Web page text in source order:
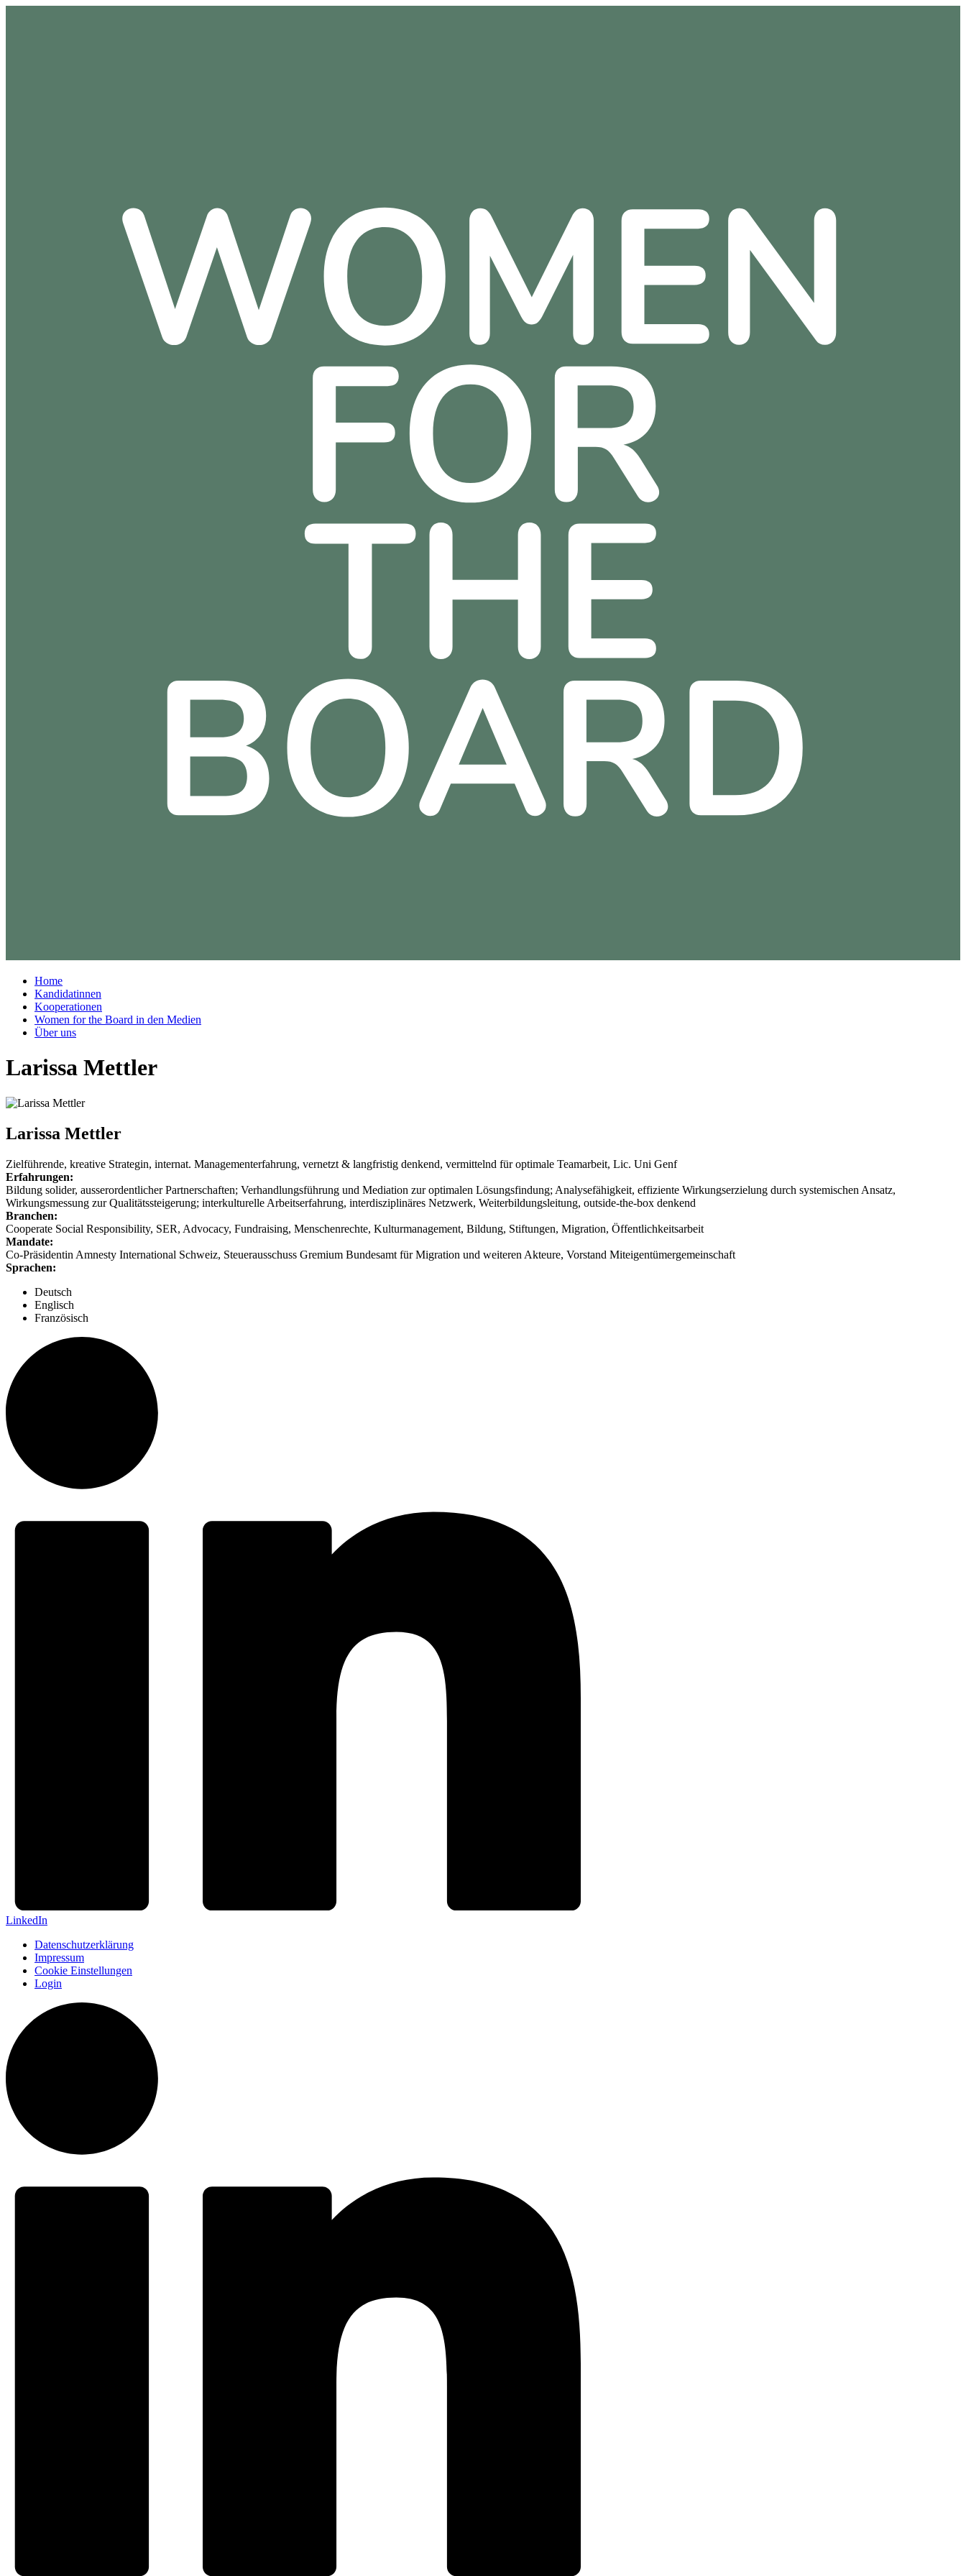
Home
Kandidatinnen
Kooperationen
Women for the Board in den Medien
Über uns
Larissa Mettler
Larissa Mettler
Zielführende, kreative Strategin, internat. Managementerfahrung, vernetzt & langfristig denkend, vermittelnd für optimale Teamarbeit, Lic. Uni Genf
Erfahrungen:
Bildung solider, ausserordentlicher Partnerschaften; Verhandlungsführung und Mediation zur optimalen Lösungsfindung; Analysefähigkeit, effiziente Wirkungserzielung durch systemischen Ansatz,
Wirkungsmessung zur Qualitätssteigerung; interkulturelle Arbeitserfahrung, interdisziplinäres Netzwerk, Weiterbildungsleitung, outside-the-box denkend
Branchen:
Cooperate Social Responsibility, SER, Advocacy, Fundraising, Menschenrechte, Kulturmanagement, Bildung, Stiftungen, Migration, Öffentlichkeitsarbeit
Mandate:
Co-Präsidentin Amnesty International Schweiz, Steuerausschuss Gremium Bundesamt für Migration und weiteren Akteure, Vorstand Miteigentümergemeinschaft
Sprachen:
Deutsch
Englisch
Französisch
LinkedIn
Datenschutzerklärung
Impressum
Cookie Einstellungen
Login